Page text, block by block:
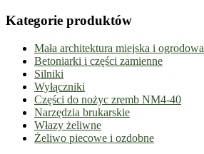
Kategorie produktów
Mała architektura miejska i ogrodowa
Betoniarki i części zamienne
Silniki
Wyłączniki
Części do nożyc zremb NM4-40
Narzędzia brukarskie
Włazy żeliwne
Żeliwo piecowe i ozdobne